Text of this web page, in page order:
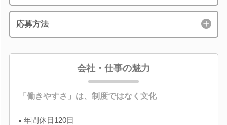
応募方法
会社・仕事の魅力
「働きやすさ」は、制度ではなく文化
年間休日120日